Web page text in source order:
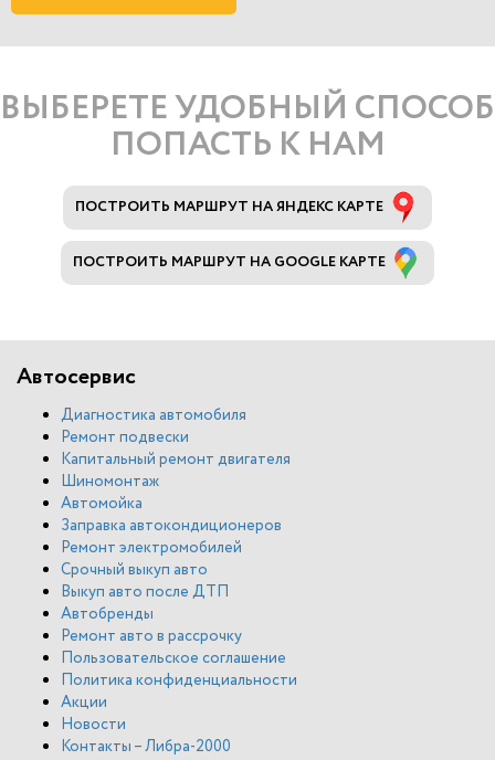
ВЫБЕРЕТЕ УДОБНЫЙ СПОСОБ
ПОПАСТЬ К НАМ
ПОСТРОИТЬ МАРШРУТ НА ЯНДЕКС КАРТЕ
ПОСТРОИТЬ МАРШРУТ НА GOOGLE КАРТЕ
Автосервис
Диагностика автомобиля
Ремонт подвески
Капитальный ремонт двигателя
Шиномонтаж
Автомойка
Заправка автокондиционеров
Ремонт электромобилей
Срочный выкуп авто
Выкуп авто после ДТП
Автобренды
Ремонт авто в рассрочку
Пользовательское соглашение
Политика конфиденциальности
Акции
Новости
Контакты – Либра-2000